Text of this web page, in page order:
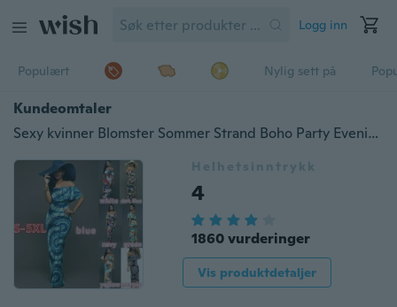
Logg inn
Populært Nylig sett på
Kundeomtaler
Sexy kvinner Blomster Sommer Strand Boho Party Evening Maxi Lang kjole
Helhetsinntrykk
4
1860 vurderinger
Vis produktdetaljer